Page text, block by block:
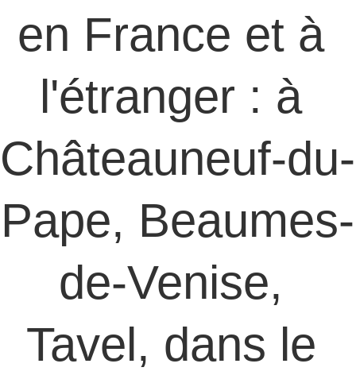
en France et à
l'étranger : à
Châteauneuf-du-
Pape, Beaumes-
de-Venise,
Tavel, dans le